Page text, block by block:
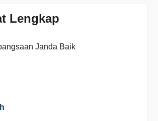
Lengkap
Janda Baik